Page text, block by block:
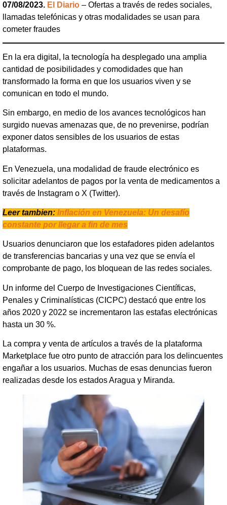
07/08/2023. El Diario – Ofertas a través de redes sociales,
llamadas telefónicas y otras modalidades se usan para
cometer fraudes
En la era digital, la tecnología ha desplegado una amplia
cantidad de posibilidades y comodidades que han
transformado la forma en que los usuarios viven y se
comunican en todo el mundo.
Sin embargo, en medio de los avances tecnológicos han
surgido nuevas amenazas que, de no prevenirse, podrían
exponer datos sensibles de los usuarios de estas
plataformas.
En Venezuela, una modalidad de fraude electrónico es
solicitar adelantos de pagos por la venta de medicamentos a
través de Instagram o X (Twitter).
Leer tambien: Inflación en Venezuela: Un desafío
constante por llegar a fin de mes
Usuarios denunciaron que los estafadores piden adelantos
de transferencias bancarias y una vez que se envía el
comprobante de pago, los bloquean de las redes sociales.
Un informe del Cuerpo de Investigaciones Científicas,
Penales y Criminalísticas (CICPC) destacó que entre los
años 2020 y 2022 se incrementaron las estafas electrónicas
hasta un 30 %.
La compra y venta de artículos a través de la plataforma
Marketplace fue otro punto de atracción para los delincuentes
engañar a los usuarios. Muchas de esas denuncias fueron
realizadas desde los estados Aragua y Miranda.